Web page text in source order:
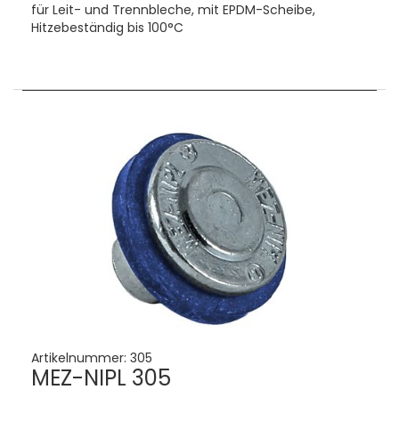
für Leit- und Trennbleche, mit EPDM-Scheibe,
Hitzebeständig bis 100°C
Artikelnummer: 305
MEZ-NIPL 305